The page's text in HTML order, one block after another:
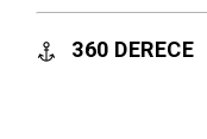
360 DERECE